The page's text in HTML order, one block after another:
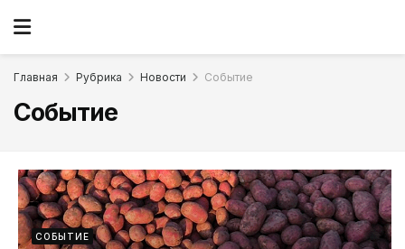
Главная Рубрика Новости Событие
Событие
СОБЫТИЕ